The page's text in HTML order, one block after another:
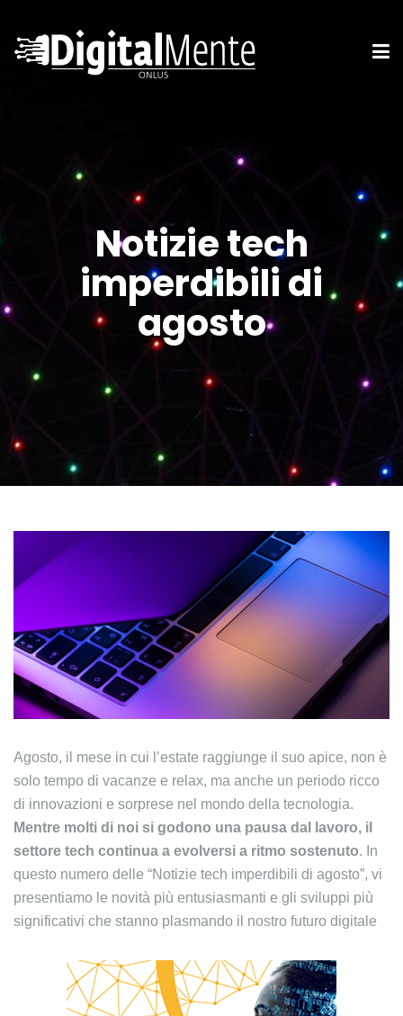
Notizie tech
imperdibili di
agosto
Agosto, il mese in cui l’estate raggiunge il suo apice, non è
solo tempo di vacanze e relax, ma anche un periodo ricco
di innovazioni e sorprese nel mondo della tecnologia.
Mentre molti di noi si godono una pausa dal lavoro, il
settore tech continua a evolversi a ritmo sostenuto. In
questo numero delle “Notizie tech imperdibili di agosto”, vi
presentiamo le novità più entusiasmanti e gli sviluppi più
significativi che stanno plasmando il nostro futuro digitale